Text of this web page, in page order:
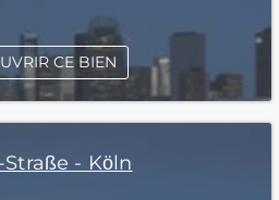
CE BIEN
- Köln